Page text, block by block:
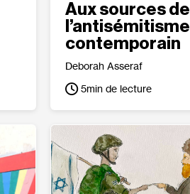
Aux sources de
l’antisémitisme
contemporain
Deborah Asseraf
5min de lecture